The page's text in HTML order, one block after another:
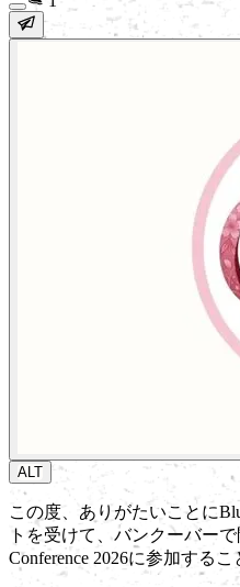
ALT
この度、ありがたいことに
トを受けて、バンクーバーで
Conference 2026に参加する